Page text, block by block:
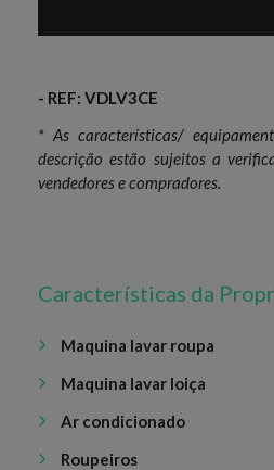
- REF: VDLV3CE
* As características/
descrição estão sujeitos a
vendedores e compradores.
Características da
Maquina lavar roupa
Maquina lavar loiça
Ar condicionado
Roupeiros